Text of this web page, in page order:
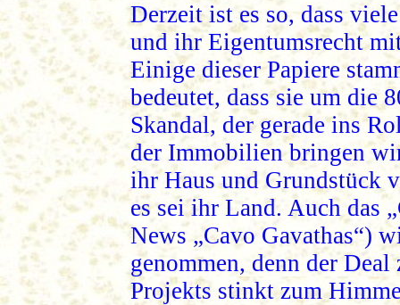
Derzeit ist es so, dass
und ihr Eigentumsrecht
Einige dieser Papiere
bedeutet, dass sie um die
Skandal, der gerade ins
der Immobilien bringen
ihr Haus und Grundstück
es sei ihr Land. Auch das
News „Cavo Gavathas“)
genommen, denn der
Projekts stinkt zum